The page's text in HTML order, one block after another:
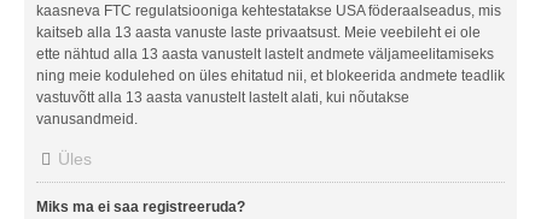
kaasneva FTC regulatsiooniga kehtestatakse USA föderaalseadus, mis
kaitseb alla 13 aasta vanuste laste privaatsust. Meie veebileht ei ole
ette nähtud alla 13 aasta vanustelt lastelt andmete väljameelitamiseks
ning meie kodulehed on üles ehitatud nii, et blokeerida andmete teadlik
vastuvõtt alla 13 aasta vanustelt lastelt alati, kui nõutakse
vanusandmeid.
Üles
Miks ma ei saa registreeruda?